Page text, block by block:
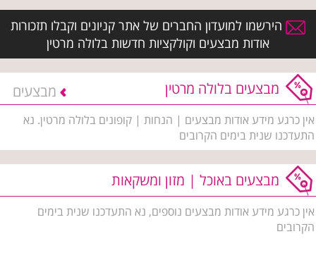
הירשמו למועדון החברים של אתר קניונים וקבלו תזכורות
אודות מבצעים וקולקציות חדשות בלולה מרטין
מבצעים בלולה מרטין מבצעים
אין כרגע מידע אודות מבצעים | הנחות | קופונים בלולה מרטין. נא
התעדכנו שנית בימים הקרובים
מבצעים באוכל | מזון ומשקאות
אין כרגע מידע אודות מבצעים נוספים, נא התעדכנו שנית בימים
הקרובים